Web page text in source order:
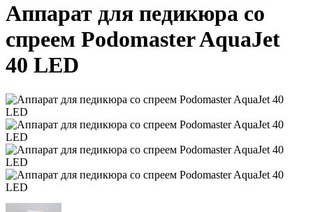
Аппарат для педикюра со
спреем Podomaster AquaJet
40 LED